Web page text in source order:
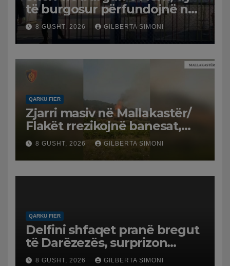
të burgosur përfundojnë në
spital
8 GUSHT, 2026 GILBERTA SIMONI
QARKU FIER
Zjarri masiv në Mallakastër/
Flakët rrezikojnë banesat,
Policia evakuon disa familje
në Koilac
8 GUSHT, 2026 GILBERTA SIMONI
QARKU FIER
Delfini shfaqet pranë bregut
të Darëzezës, surprizon
pushuesit dhe banorët
8 GUSHT, 2026 GILBERTA SIMONI